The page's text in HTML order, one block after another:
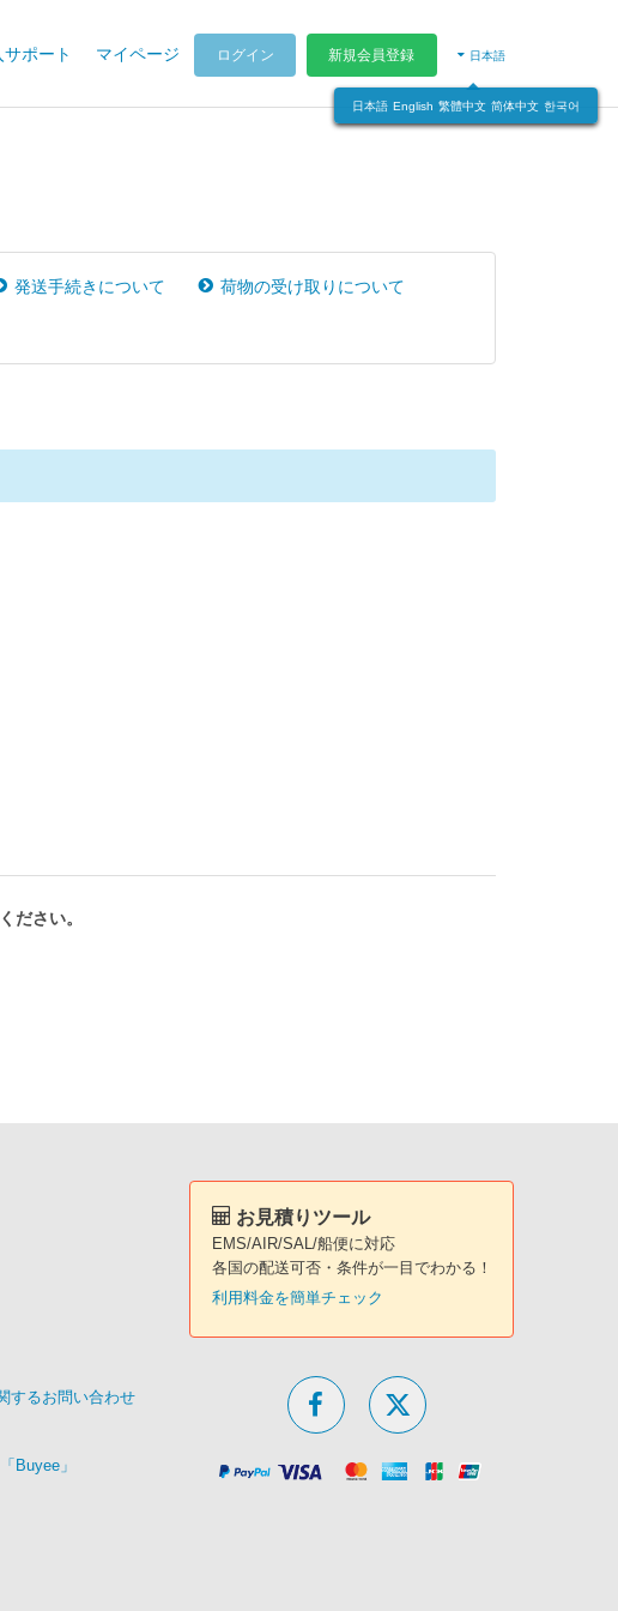
サポート マイページ ログイン 新規会員登録 日本語
日本語 English 繁體中文 简体中文 한국어
発送手続きについて
荷物の受け取りについて
ださい。
するお問い合わせ
Buyee」
お見積りツール
EMS/AIR/SAL/船便に対応
各国の配送可否・条件が一目でわかる！
利用料金を簡単チェック